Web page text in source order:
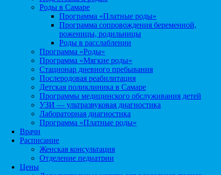
Роды в Самаре
Программа «Платные роды»
Программа сопровождения беременной,
роженицы, родильницы
Роды в расслаблении
Программа «Роды»
Программа «Мягкие роды»
Стационар дневного пребывания
Послеродовая реабилитация
Детская поликлиника в Самаре
Программы медицинского обслуживания детей
УЗИ — ультразвуковая диагностика
Лабораторная диагностика
Программа «Платные роды»
Врачи
Расписание
Женская консультация
Отделение педиатрии
Цены